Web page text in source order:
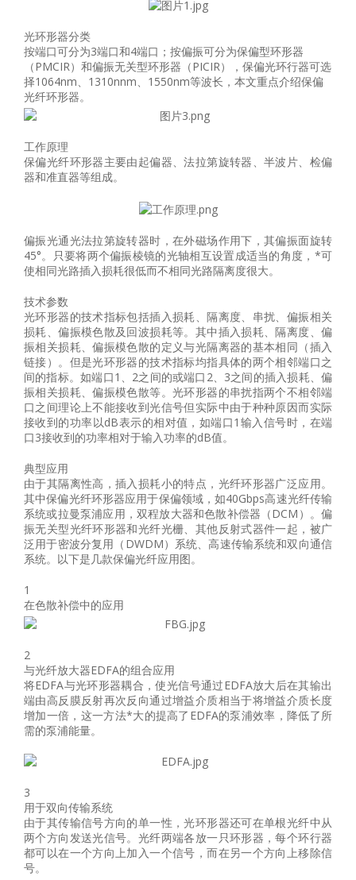
光环形器分类
按端口可分为3端口和4端口；按偏振可分为保偏型环形器
（PMCIR）和偏振无关型环形器（PICIR），保偏光环行器可选
择1064nm、1310nnm、1550nm等波长，本文重点介绍保偏
光纤环形器。
工作原理
保偏光纤环形器主要由起偏器、法拉第旋转器、半波片、检偏
器和准直器等组成。
偏振光通光法拉第旋转器时，在外磁场作用下，其偏振面旋转
45°。只要将两个偏振棱镜的光轴相互设置成适当的角度，*可
使相同光路插入损耗很低而不相同光路隔离度很大。
技术参数
光环形器的技术指标包括插入损耗、隔离度、串扰、偏振相关
损耗、偏振模色散及回波损耗等。其中插入损耗、隔离度、偏
振相关损耗、偏振模色散的定义与光隔离器的基本相同（插入
链接）。但是光环形器的技术指标均指具体的两个相邻端口之
间的指标。如端口1、2之间的或端口2、3之间的插入损耗、偏
振相关损耗、偏振模色散等。光环形器的串扰指两个不相邻端
口之间理论上不能接收到光信号但实际中由于种种原因而实际
接收到的功率以dB表示的相对值，如端口1输入信号时，在端
口3接收到的功率相对于输入功率的dB值。
典型应用
由于其隔离性高，插入损耗小的特点，光纤环形器广泛应用。
其中保偏光纤环形器应用于保偏领域，如40Gbps高速光纤传输
系统或拉曼泵浦应用，双程放大器和色散补偿器（DCM）。偏
振无关型光纤环形器和光纤光栅、其他反射式器件一起，被广
泛用于密波分复用（DWDM）系统、高速传输系统和双向通信
系统。以下是几款保偏光纤应用图。
1
在色散补偿中的应用
2
与光纤放大器EDFA的组合应用
将EDFA与光环形器耦合，使光信号通过EDFA放大后在其输出
端由高反膜反射再次反向通过增益介质相当于将增益介质长度
增加一倍，这一方法*大的提高了EDFA的泵浦效率，降低了所
需的泵浦能量。
3
用于双向传输系统
由于其传输信号方向的单一性，光环形器还可在单根光纤中从
两个方向发送光信号。光纤两端各放一只环形器，每个环行器
都可以在一个方向上加入一个信号，而在另一个方向上移除信
号。